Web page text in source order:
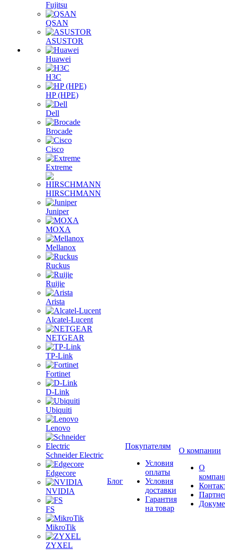
Fujitsu
QSAN
ASUSTOR
Huawei
H3C
HP (HPE)
Dell
Brocade
Cisco
Extreme
HIRSCHMANN
Juniper
MOXA
Mellanox
Ruckus
Ruijie
Arista
Alcatel-Lucent
NETGEAR
TP-Link
Fortinet
D-Link
Ubiquiti
Lenovo
Schneider Electric
Edgecore
NVIDIA
FS
MikroTik
ZYXEL
Блог
Покупателям
Условия
оплаты
Условия
доставки
Гарантия
на товар
О компании
О